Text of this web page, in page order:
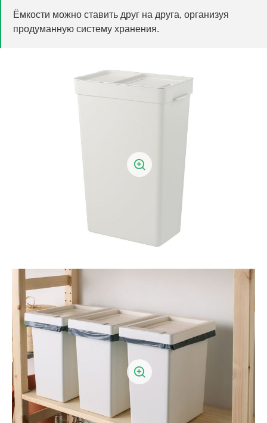
Ёмкости можно ставить друг на друга, организуя
продуманную систему хранения.